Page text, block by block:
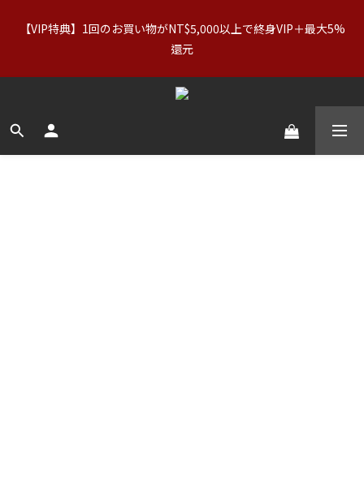
【アパレルセール】オリジナル（正規価格）＆Basics：2点で
11%OFF／3点で21%OFF｜インナー：2点購入で2点無料
【VIP特典】1回のお買い物がNT$5,000以上で終身VIP＋最大5%
還元
【アパレルセール】オリジナル（正規価格）＆Basics：2点で
11%OFF／3点で21%OFF｜インナー：2点購入で2点無料